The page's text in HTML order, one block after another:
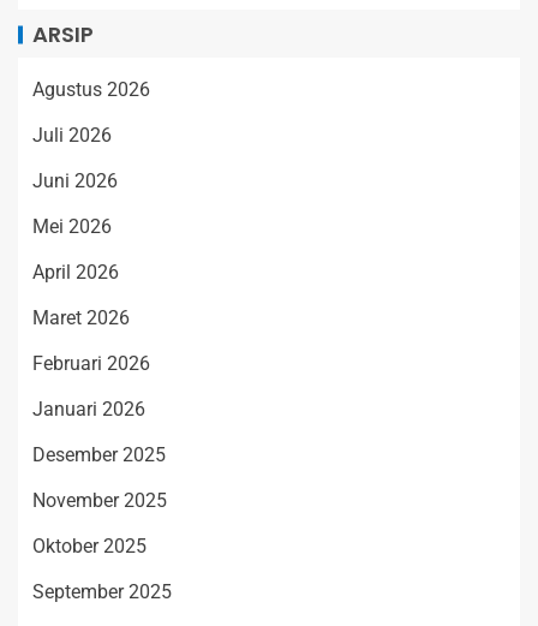
ARSIP
Agustus 2026
Juli 2026
Juni 2026
Mei 2026
April 2026
Maret 2026
Februari 2026
Januari 2026
Desember 2025
November 2025
Oktober 2025
September 2025